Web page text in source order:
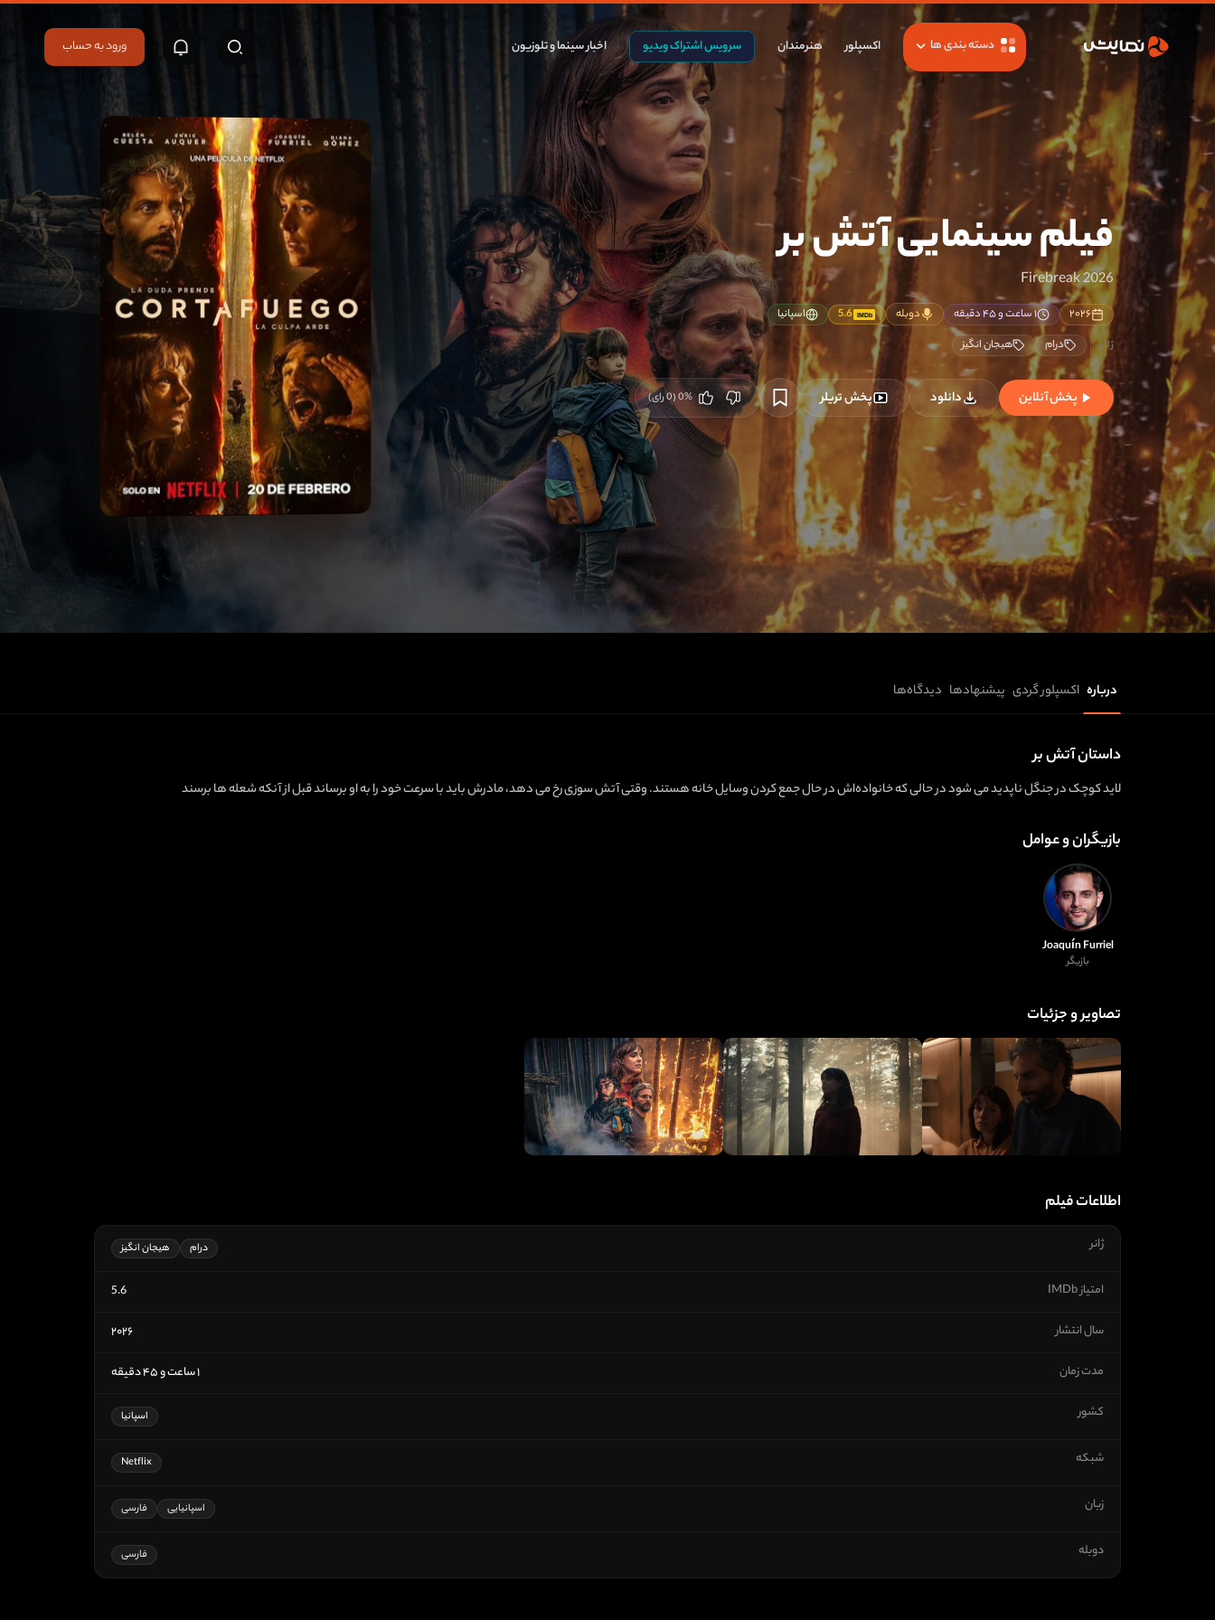
دسته بندی ها اکسپلور هنرمندان سرویس اشتراک ویدیو اخبار سینما و تلوزیون ورود به حساب
فیلم سینمایی آتش بر
Firebreak 2026
۲۰۲۶ ۱ ساعت و ۴۵ دقیقه دوبله IMDb
5.6
اسپانیا
درام
هیجان انگیز
پخش آنلاین دانلود پخش تریلر 0%
(
0رای)
درباره اکسپلور گردی پیشنهادها دیدگاه‌ها
داستان آتش بر
لاید کوچک در جنگل ناپدید می‌ شود در حالی که خانواده‌اش در حال جمع کردن وسایل خانه هستند. وقتی آتش‌ سوزی رخ می‌ دهد، مادرش باید با سرعت خود را به او برساند قبل از آنکه شعله‌ ها برسند
بازیگران و عوامل
Joaquín Furriel
بازیگر
تصاویر و جزئیات
اطلاعات فیلم
ژانر درام هیجان انگیز
امتیاز IMDb 5.6
سال انتشار ۲۰۲۶
مدت زمان ۱ ساعت و ۴۵ دقیقه
کشور اسپانیا
شبکه Netflix
زبان اسپانیایی فارسی
دوبله فارسی